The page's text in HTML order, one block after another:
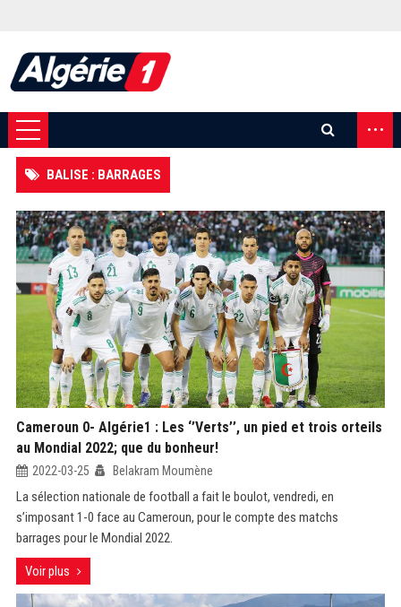
...
BALISE : BARRAGES
Cameroun 0- Algérie1 : Les ‘’Verts’’, un pied et trois orteils
au Mondial 2022; que du bonheur!
2022-03-25 Belakram Moumène
La sélection nationale de football a fait le boulot, vendredi, en
s’imposant 1-0 face au Cameroun, pour le compte des matchs
barrages pour le Mondial 2022.
Voir plus